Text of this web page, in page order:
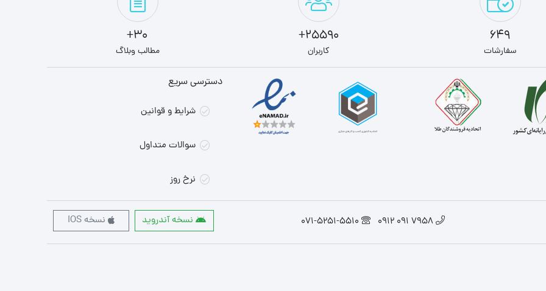
649
سفارشات
25590+
کاربران
30+
مطالب وبلاگ
دسترسی سریع
شرایط و قوانین
سوالات متداول
نرخ روز
7958 091 0912
071-5251-5510 نسخه آندروید نسخه IOS